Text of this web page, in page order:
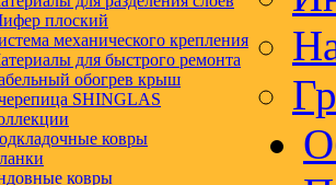
плоский
механического крепления
для быстрого ремонта
обогрев крыш
SHINGLAS
ковры
ковры